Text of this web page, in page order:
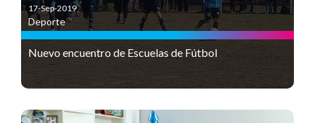
17-Sep-2019
Deporte
Nuevo encuentro de Escuelas de Fútbol